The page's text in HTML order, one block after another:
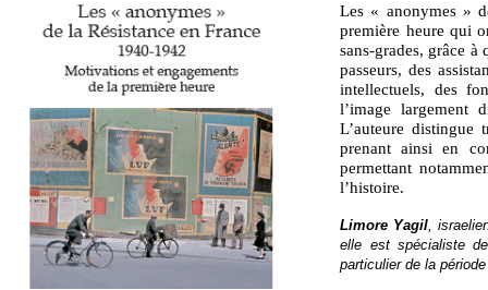
Les « anonymes »
première heure qui
sans-grades, grâce
passeurs, des
intellectuels, des
l’image largement
L’auteure distingue
prenant ainsi en
permettant
l’histoire.
Limore Yagil ,
elle est spécialiste
particulier de la